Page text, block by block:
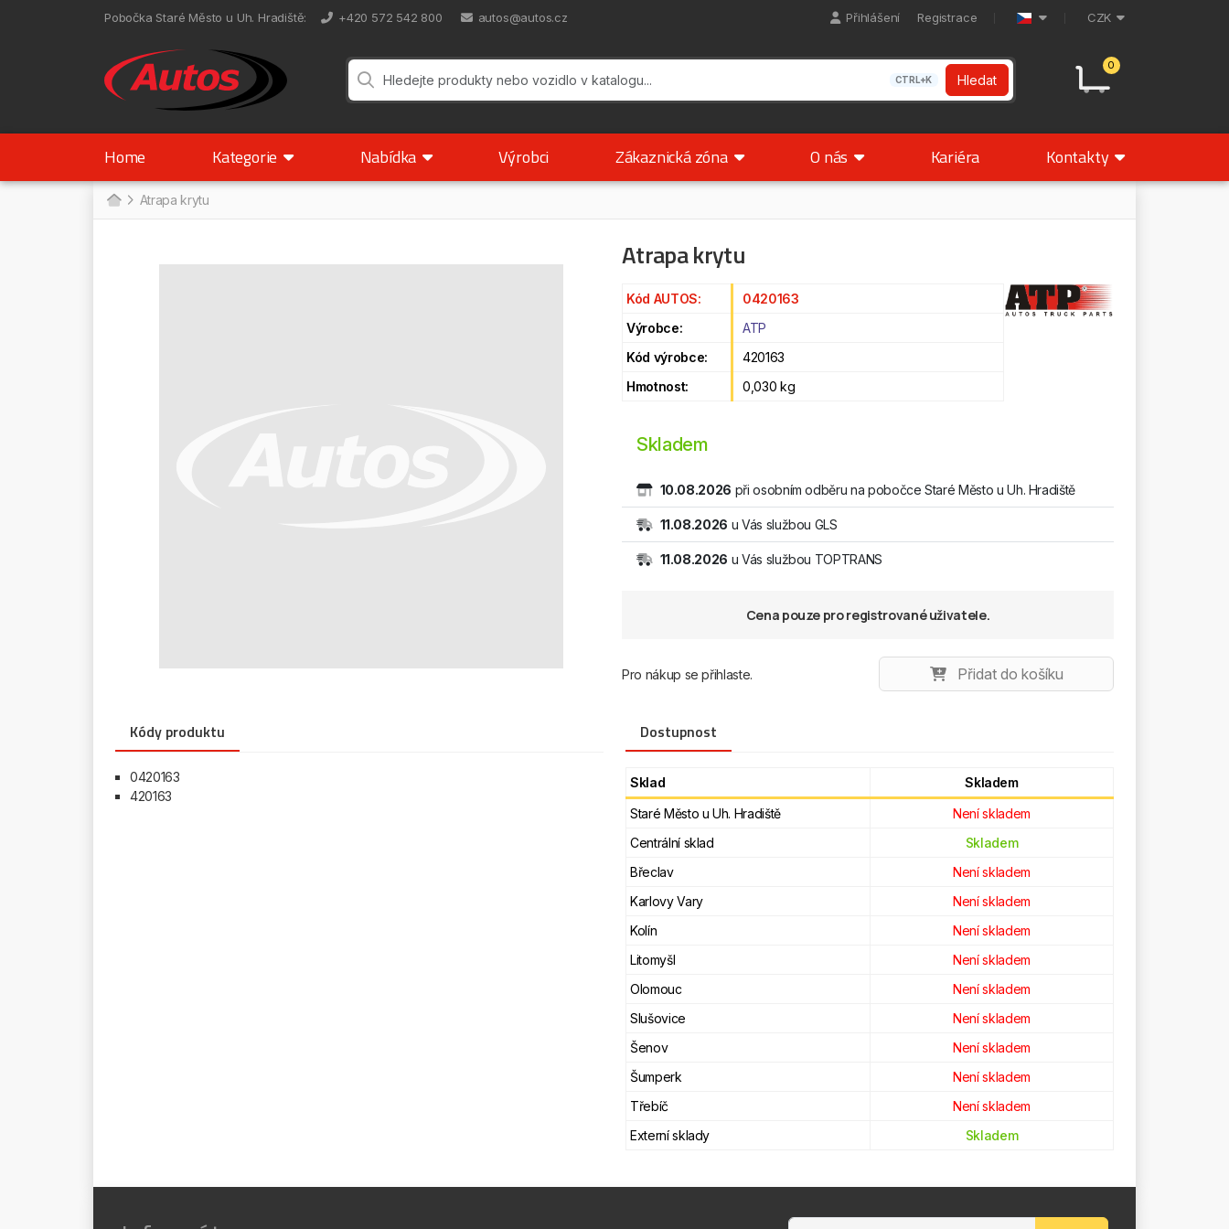
Pobočka Staré Město u Uh. Hradiště: +420 572 542 800 autos@autos.cz Přihlášení Registrace CZK
0
CTRL+K Hledat
Home Kategorie Nabídka Výrobci Zákaznická zóna O nás Kariéra Kontakty
Atrapa krytu
Atrapa krytu
Kód AUTOS:
0420163
Výrobce:
ATP
Kód výrobce:
420163
Hmotnost:
0,030 kg
Skladem
10.08.2026 při osobním odběru na pobočce Staré Město u Uh. Hradiště
11.08.2026 u Vás službou GLS
11.08.2026 u Vás službou TOPTRANS
Cena pouze pro registrované uživatele.
Pro nákup se přihlaste. Přidat do košíku
Kódy produktu
0420163
420163
Dostupnost
Sklad
Skladem
Staré Město u Uh. Hradiště
Není skladem
Centrální sklad
Skladem
Břeclav
Není skladem
Karlovy Vary
Není skladem
Kolín
Není skladem
Litomyšl
Není skladem
Olomouc
Není skladem
Slušovice
Není skladem
Šenov
Není skladem
Šumperk
Není skladem
Třebíč
Není skladem
Externí sklady
Skladem